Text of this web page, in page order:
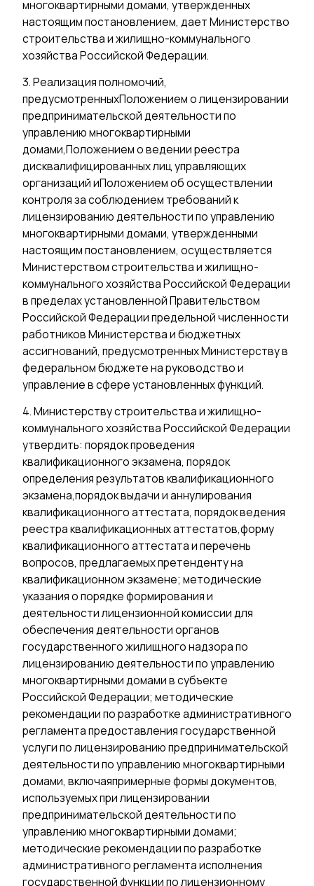
многоквартирными домами, утвержденных
настоящим постановлением, дает Министерство
строительства и жилищно-коммунального
хозяйства Российской Федерации.
3. Реализация полномочий,
предусмотренныхПоложением о лицензировании
предпринимательской деятельности по
управлению многоквартирными
домами,Положением о ведении реестра
дисквалифицированных лиц управляющих
организаций иПоложением об осуществлении
контроля за соблюдением требований к
лицензированию деятельности по управлению
многоквартирными домами, утвержденными
настоящим постановлением, осуществляется
Министерством строительства и жилищно-
коммунального хозяйства Российской Федерации
в пределах установленной Правительством
Российской Федерации предельной численности
работников Министерства и бюджетных
ассигнований, предусмотренных Министерству в
федеральном бюджете на руководство и
управление в сфере установленных функций.
4. Министерству строительства и жилищно-
коммунального хозяйства Российской Федерации
утвердить: порядок проведения
квалификационного экзамена, порядок
определения результатов квалификационного
экзамена,порядок выдачи и аннулирования
квалификационного аттестата, порядок ведения
реестра квалификационных аттестатов,форму
квалификационного аттестата и перечень
вопросов, предлагаемых претенденту на
квалификационном экзамене; методические
указания о порядке формирования и
деятельности лицензионной комиссии для
обеспечения деятельности органов
государственного жилищного надзора по
лицензированию деятельности по управлению
многоквартирными домами в субъекте
Российской Федерации; методические
рекомендации по разработке административного
регламента предоставления государственной
услуги по лицензированию предпринимательской
деятельности по управлению многоквартирными
домами, включаяпримерные формы документов,
используемых при лицензировании
предпринимательской деятельности по
управлению многоквартирными домами;
методические рекомендации по разработке
административного регламента исполнения
государственной функции по лицензионному